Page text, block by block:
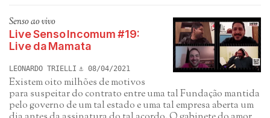
Senso ao vivo
Live Senso Incomum #19:
Live da Mamata
LEONARDO TRIELLI 08/04/2021
Existem oito milhões de motivos
para suspeitar do contrato entre uma tal Fundação mantida
pelo governo de um tal estado e uma tal empresa aberta um